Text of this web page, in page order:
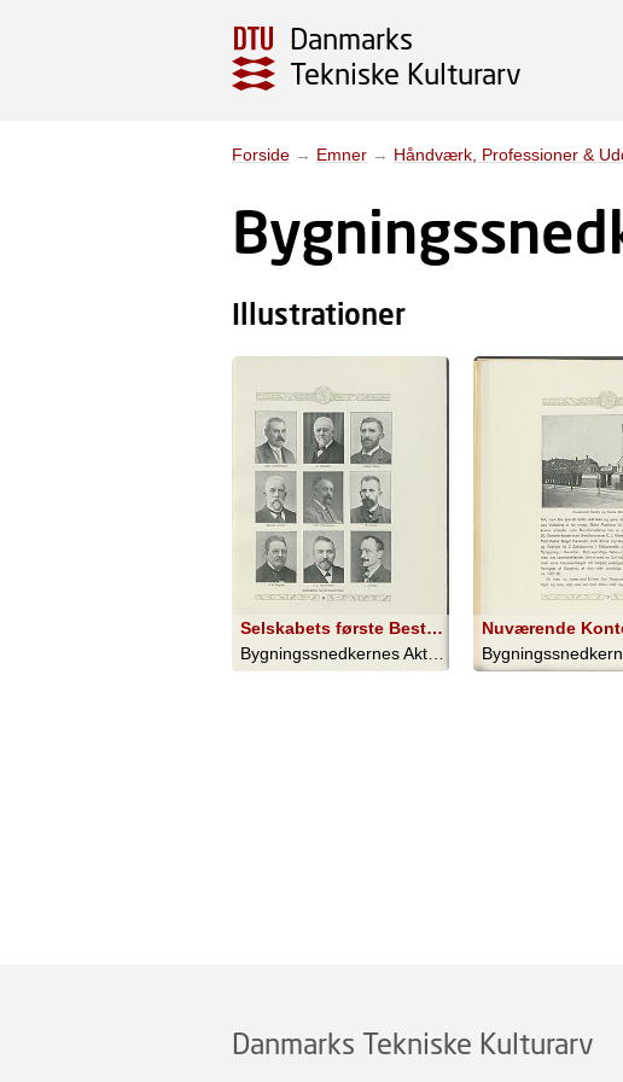
Danmarks
Tekniske Kulturarv
Forside → Emner → Håndværk, Professioner &
Illustrationer
Selskabets første Bestyrelse
Danmarks Tekniske Kulturarv